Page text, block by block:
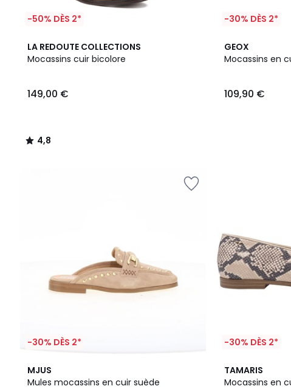
-50% DÈS 2*
LA REDOUTE COLLECTIONS
Mocassins cuir bicolore
149,00 €
4,8
/ 5
4,8
/
-30% DÈS 2*
GEOX
Mocassins en
109,90 €
2
Couleurs
-30% DÈS 2*
MJUS
Mules mocassins en cuir suède
-30% DÈS 2*
TAMARIS
Mocassins en
5
/
2
Couleurs